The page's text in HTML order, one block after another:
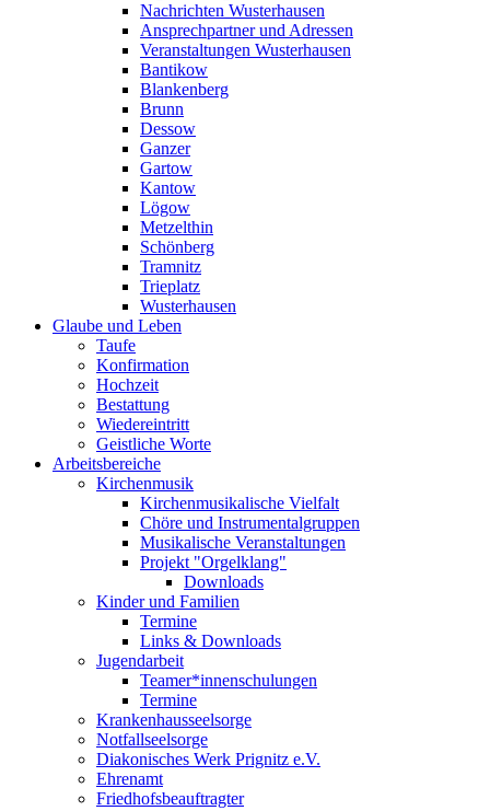
Nachrichten Wusterhausen
Ansprechpartner und Adressen
Veranstaltungen Wusterhausen
Bantikow
Blankenberg
Brunn
Dessow
Ganzer
Gartow
Kantow
Lögow
Metzelthin
Schönberg
Tramnitz
Trieplatz
Wusterhausen
Glaube und Leben
Taufe
Konfirmation
Hochzeit
Bestattung
Wiedereintritt
Geistliche Worte
Arbeitsbereiche
Kirchenmusik
Kirchenmusikalische Vielfalt
Chöre und Instrumentalgruppen
Musikalische Veranstaltungen
Projekt "Orgelklang"
Downloads
Kinder und Familien
Termine
Links & Downloads
Jugendarbeit
Teamer*innenschulungen
Termine
Krankenhausseelsorge
Notfallseelsorge
Diakonisches Werk Prignitz e.V.
Ehrenamt
Friedhofsbeauftragter